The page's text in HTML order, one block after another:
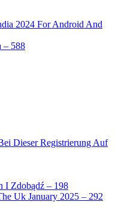
2024 For Android And
– 588
Dieser Registrierung Auf
I Zdobądź – 198
Uk January 2025 – 292